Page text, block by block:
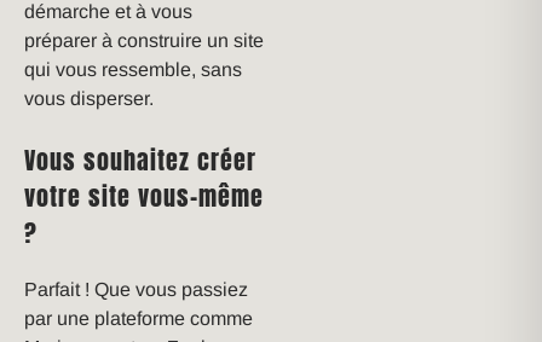
démarche et à vous
préparer à construire un site
qui vous ressemble, sans
vous disperser.
Vous souhaitez créer
votre site vous-même
?
Parfait ! Que vous passiez
par une plateforme comme